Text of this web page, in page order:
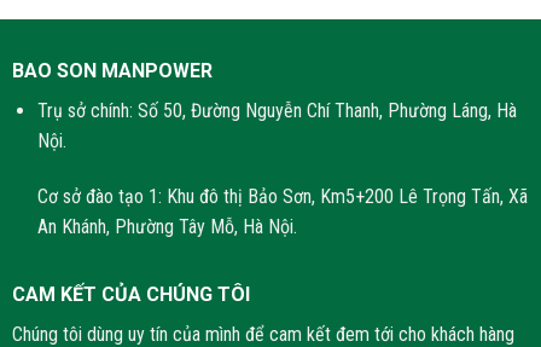
BAO SON MANPOWER
Trụ sở chính: Số 50, Đường Nguyễn Chí Thanh, Phường Láng, Hà
Nội.
Cơ sở đào tạo 1: Khu đô thị Bảo Sơn, Km5+200 Lê Trọng Tấn, Xã
An Khánh, Phường Tây Mỗ, Hà Nội.
CAM KẾT CỦA CHÚNG TÔI
Chúng tôi dùng uy tín của mình để cam kết đem tới cho khách hàng